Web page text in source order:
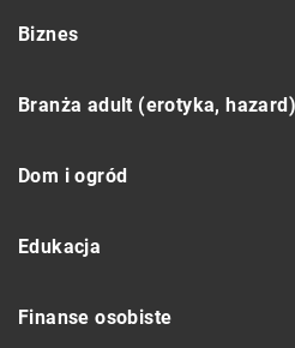
Biznes
Branża adult (erotyka, hazard)
Dom i ogród
Edukacja
Finanse osobiste